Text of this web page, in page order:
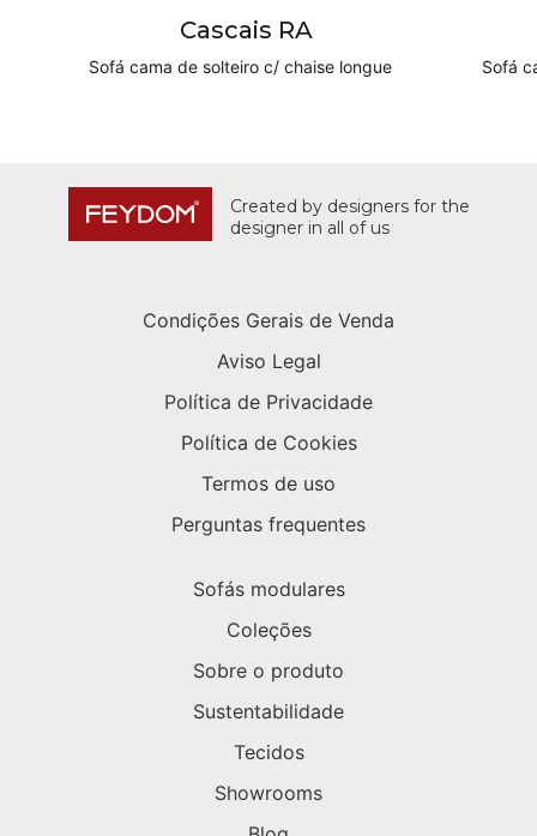
Cascais RA
Sofá cama de solteiro c/ chaise longue Sofá
Created by designers for the
designer in all of us
Condições Gerais de Venda
Aviso Legal
Política de Privacidade
Política de Cookies
Termos de uso
Perguntas frequentes
Sofás modulares
Coleções
Sobre o produto
Sustentabilidade
Tecidos
Showrooms